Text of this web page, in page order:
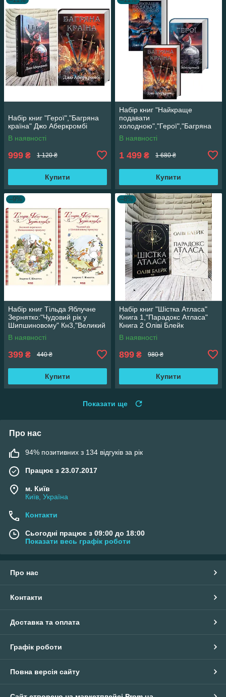
Набір книг "Герої","Багряна
країна" Джо Аберкромбі
В наявності
999 ₴ 1 120 ₴
Купити
Набір книг "Найкраще
подавати
холодною","Герої","Багряна
країна" Джо Аберкромбі
В наявності
1 499 ₴ 1 680 ₴
Купити
–9%
Набір книг Тільда Яблучне
Зернятко:"Чудовий рік у
Шипшиновому" Кн3,"Великий
переполох" Кн 4
В наявності
399 ₴ 440 ₴
Купити
–8%
Набір книг "Шістка Атласа"
Книга 1,"Парадокс Атласа"
Книга 2 Оліві Блейк
В наявності
899 ₴ 980 ₴
Купити
Показати ще
Про нас
94% позитивних з 134 відгуків за рік
Працює з 23.07.2017
м. Київ
Київ, Україна
Контакти
Сьогодні працює з 09:00 до 18:00
Показати весь графік роботи
Про нас
Контакти
Доставка та оплата
Графік роботи
Повна версія сайту